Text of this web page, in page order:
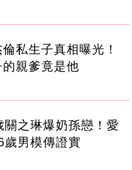
倫私生子真相曝光！
的親爹竟是他
關之琳爆奶孫戀！愛
歲男模傳證實